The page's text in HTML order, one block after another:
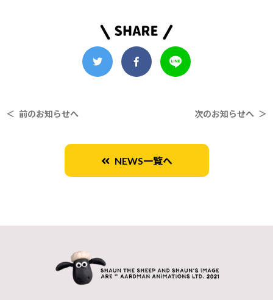
＜ 前のお知らせへ 次のお知らせへ ＞
NEWS一覧へ